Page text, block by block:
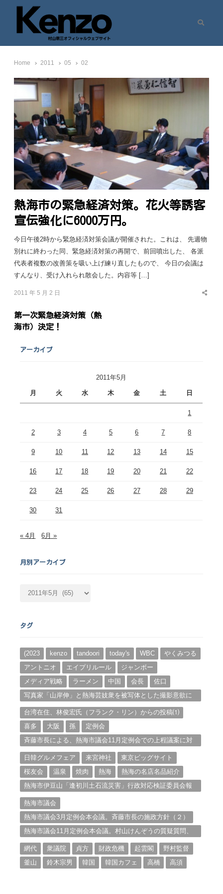
七転八起 – 村山憲三 Official Site
村山憲三ウェブサイト
Home 2011 05 02
熱海市の緊急経済対策。花火等誘客
宣伝強化に6000万円。
今日午後2時から緊急経済対策会議が開催された。これは、 先週物
別れに終わった同、緊急経済対策の再開で、前回噴出した、 各派
代表者複数の改善策を吸い上げ練り直したもので、 今日の会議は
すんなり、受け入れられ散会した。内容等 […]
2011 年 5 月 2 日
Share
第一次緊急経済対策（熱
海市）決定！
アーカイブ
2011年5月
月 火 水 木 金 土 日
1
2 3 4 5 6 7 8
9 10 11 12 13 14 15
16 17 18 19 20 21 22
23 24 25 26 27 28 29
30 31
« 4月 6月 »
月別アーカイブ
カ
ブ
タグ
(2023 kenzo tandoori today's WBC
やくみつる
アントニオ
エイプリルール
ジャンボー
メディア戦略
ラーメン 中国 会長
佐口
写真家「山岸伸」と熱海芸妓衆を被写体とした撮影意欲に
台湾在住、林俊宏氏（フランク・リン）からの投稿⑴
喜多
大阪 孫
定例会
斉藤市長による、熱海市議会11月定例会での上程議案に対
日韓グルメフェア
来宮神社
東京ビッグサイト
桜友会
温泉 焼肉 熱海
熱海の名店名品紹介
熱海市伊豆山「逢初川土石流災害」行政対応検証委員会報
熱海市議会
熱海市議会3月定例会本会議。斉藤市長の施政方針（２）
熱海市議会11月定例会本会議。村山けんぞうの質疑質問、
網代
衆議院 貞方 財政危機 起雲閣
野村監督
釜山
鈴木宗男 韓国 韓国カフェ 高橋 高須